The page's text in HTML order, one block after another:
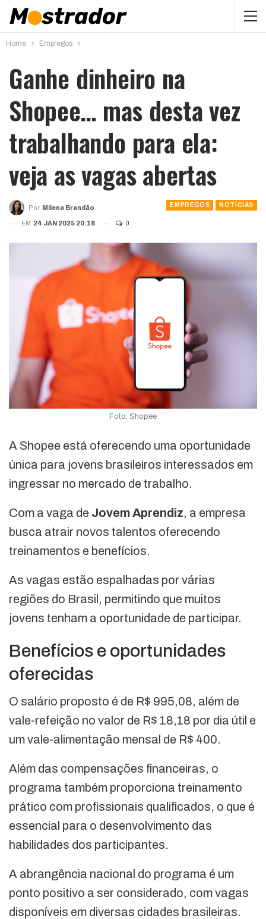
Home Empregos
Ganhe dinheiro na
Shopee… mas desta vez
trabalhando para ela:
veja as vagas abertas
EMPREGOS NOTÍCIAS
Por Milena Brandão
EM 24 JAN 2025 20:18 0
Foto: Shopee
A Shopee está oferecendo uma oportunidade
única para jovens brasileiros interessados em
ingressar no mercado de trabalho.
Com a vaga de Jovem Aprendiz, a empresa
busca atrair novos talentos oferecendo
treinamentos e benefícios.
As vagas estão espalhadas por várias
regiões do Brasil, permitindo que muitos
jovens tenham a oportunidade de participar.
Benefícios e oportunidades
oferecidas
O salário proposto é de R$ 995,08, além de
vale-refeição no valor de R$ 18,18 por dia útil e
um vale-alimentação mensal de R$ 400.
Além das compensações financeiras, o
programa também proporciona treinamento
prático com profissionais qualificados, o que é
essencial para o desenvolvimento das
habilidades dos participantes.
A abrangência nacional do programa é um
ponto positivo a ser considerado, com vagas
disponíveis em diversas cidades brasileiras.